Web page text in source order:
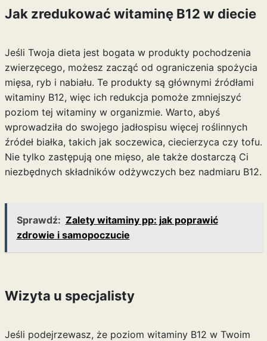
Jak zredukować witaminę B12 w diecie
Jeśli Twoja dieta jest bogata w produkty pochodzenia
zwierzęcego, możesz zacząć od ograniczenia spożycia
mięsa, ryb i nabiału. Te produkty są głównymi źródłami
witaminy B12, więc ich redukcja pomoże zmniejszyć
poziom tej witaminy w organizmie. Warto, abyś
wprowadziła do swojego jadłospisu więcej roślinnych
źródeł białka, takich jak soczewica, ciecierzyca czy tofu.
Nie tylko zastępują one mięso, ale także dostarczą Ci
niezbędnych składników odżywczych bez nadmiaru B12.
Sprawdź: Zalety witaminy pp: jak poprawić
zdrowie i samopoczucie
Wizyta u specjalisty
Jeśli podejrzewasz, że poziom witaminy B12 w Twoim